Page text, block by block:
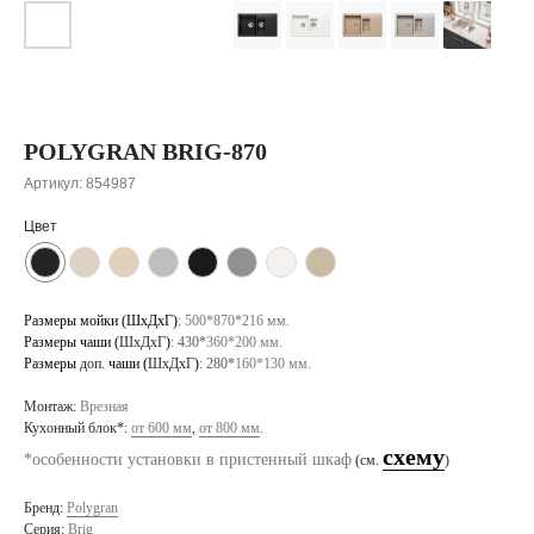
POLYGRAN BRIG-870
Артикул: 854987
Цвет
Размеры мойки (ШхДхГ): 500*870*216 мм.
Размеры чаши (ШхДхГ): 430*360*200 мм.
Размеры доп. чаши (ШхДхГ): 280*160*130 мм.
Монтаж: Врезная
Кухонный блок*: от 600 мм, от 800 мм.
*особенности установки в пристенный шкаф (см. схему)
Бренд: Polygran
Серия: Brig